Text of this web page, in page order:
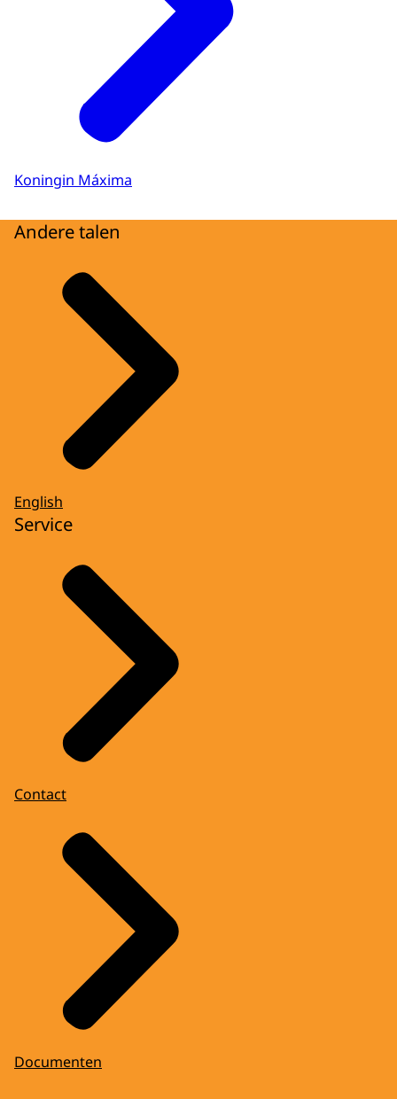
Koningin Máxima
Andere talen
English
Service
Contact
Documenten